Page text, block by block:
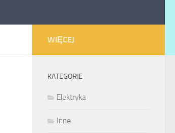
WIĘCEJ
KATEGORIE
Elektryka
Inne